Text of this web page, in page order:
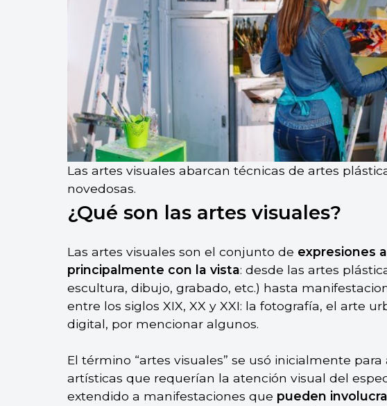
Las artes visuales abarcan técnicas de artes
novedosas.
¿Qué son las artes visuales?
Las artes visuales son el conjunto de expresiones
principalmente con la vista: desde las artes
escultura, dibujo, grabado, etc.) hasta
entre los siglos XIX, XX y XXI: la fotografía, el arte
digital, por mencionar algunos.
El término “artes visuales” se usó inicialmente
artísticas que requerían la atención visual del
extendido a manifestaciones que pueden